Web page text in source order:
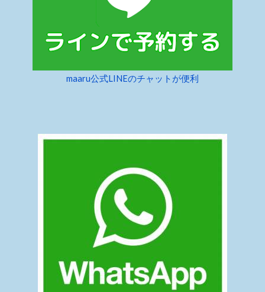
maaru公式LINEのチャットが便利